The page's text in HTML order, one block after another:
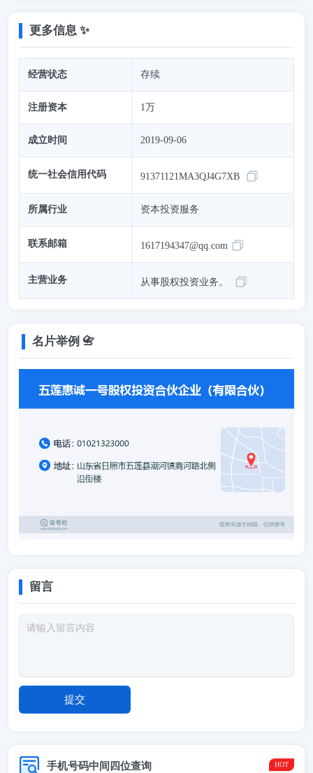
更多信息 ✨
经营状态 存续
注册资本 1万
成立时间 2019-09-06
统一社会信用代码 91371121MA3QJ4G7XB
所属行业 资本投资服务
联系邮箱 1617194347@qq.com
主营业务 从事股权投资业务。
名片举例 📇
留言
手机号码中间四位查询